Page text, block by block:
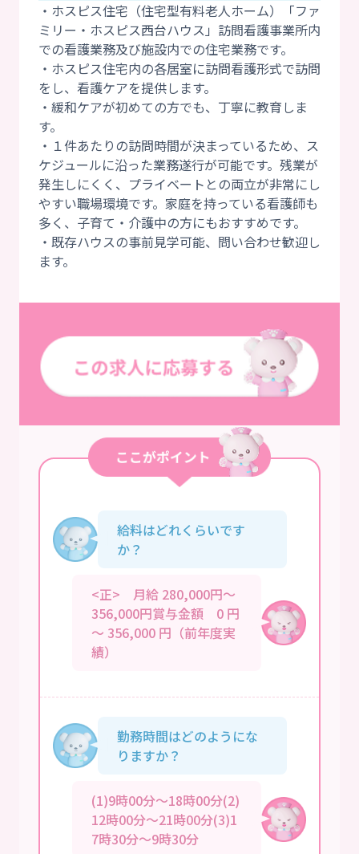
・ホスピス住宅（住宅型有料老人ホーム）「ファ
ミリー・ホスピス西台ハウス」訪問看護事業所内
での看護業務及び施設内での住宅業務です。
・ホスピス住宅内の各居室に訪問看護形式で訪問
をし、看護ケアを提供します。
・緩和ケアが初めての方でも、丁寧に教育しま
す。
・１件あたりの訪問時間が決まっているため、ス
ケジュールに沿った業務遂行が可能です。残業が
発生しにくく、プライベートとの両立が非常にし
やすい職場環境です。家庭を持っている看護師も
多く、子育て・介護中の方にもおすすめです。
・既存ハウスの事前見学可能、問い合わせ歓迎し
給料はどれくらいです
か？
<正> 月給 280,000円～
356,000円賞与金額 0 円
～ 356,000 円（前年度実
績）
勤務時間はどのようにな
りますか？
(1)9時00分～18時00分(2)
12時00分～21時00分(3)1
7時30分～9時30分